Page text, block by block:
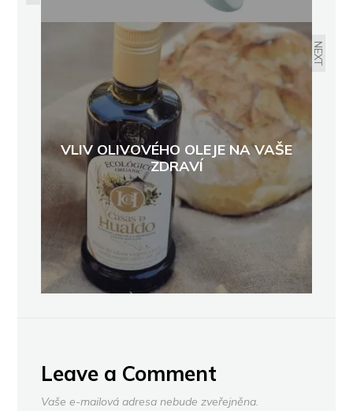
NEXT
VLIV OLIVOVÉHO OLEJE NA VAŠE
ZDRAVÍ
Leave a Comment
Vaše e-mailová adresa nebude zveřejněna.